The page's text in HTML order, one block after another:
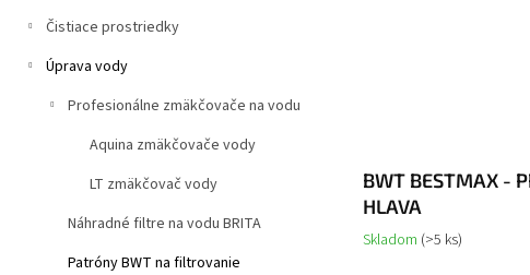
Čistiace prostriedky
Úprava vody
Profesionálne zmäkčovače na vodu
Aquina zmäkčovače vody
LT zmäkčovač vody
Náhradné filtre na vodu BRITA
Patróny BWT na filtrovanie
BWT BESTMAX -
HLAVA
Skladom (>5 ks)